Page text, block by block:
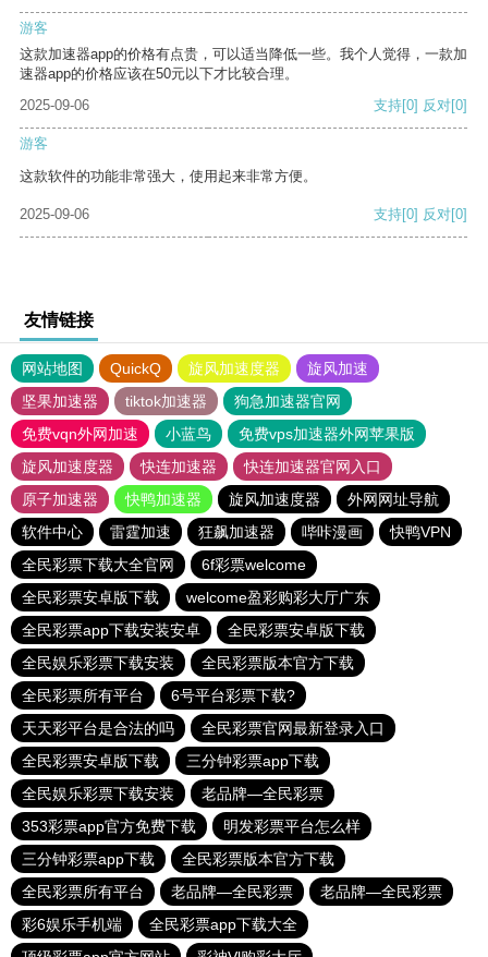
游客
这款加速器app的价格有点贵，可以适当降低一些。我个人觉得，一款加
速器app的价格应该在50元以下才比较合理。
2025-09-06
支持[0] 反对[0]
游客
这款软件的功能非常强大，使用起来非常方便。
2025-09-06 支持[0] 反对[0]
友情链接
网站地图 QuickQ 旋风加速度器
旋风加速
坚果加速器
tiktok加速器
狗急加速器官网
免费vqn外网加速
小蓝鸟
免费vps加速器外网苹果版
旋风加速度器
快连加速器
快连加速器官网入口
原子加速器
快鸭加速器 旋风加速度器
外网网址导航
软件中心
雷霆加速 狂飙加速器 哔咔漫画
快鸭VPN
全民彩票下载大全官网
6f彩票welcome
全民彩票安卓版下载
welcome盈彩购彩大厅广东
全民彩票app下载安装安卓
全民彩票安卓版下载
全民娱乐彩票下载安装
全民彩票版本官方下载
全民彩票所有平台
6号平台彩票下载?
天天彩平台是合法的吗
全民彩票官网最新登录入口
全民彩票安卓版下载
三分钟彩票app下载
全民娱乐彩票下载安装
老品牌—全民彩票
353彩票app官方免费下载
明发彩票平台怎么样
三分钟彩票app下载
全民彩票版本官方下载
全民彩票所有平台
老品牌—全民彩票
老品牌—全民彩票
彩6娱乐手机端
全民彩票app下载大全